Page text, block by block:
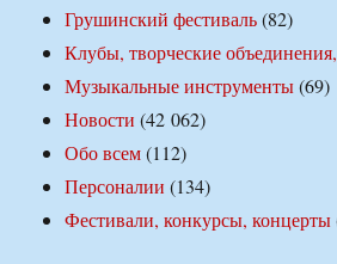
Грушинский фестиваль(82)
Клубы, творческие
Музыкальные инструменты(69)
Новости (42 062)
Обо всем(112)
Персоналии (134)
Фестивали, конкурсы, концерты